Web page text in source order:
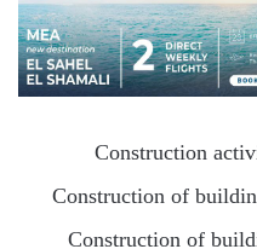
Construction
Construction of
Construction of